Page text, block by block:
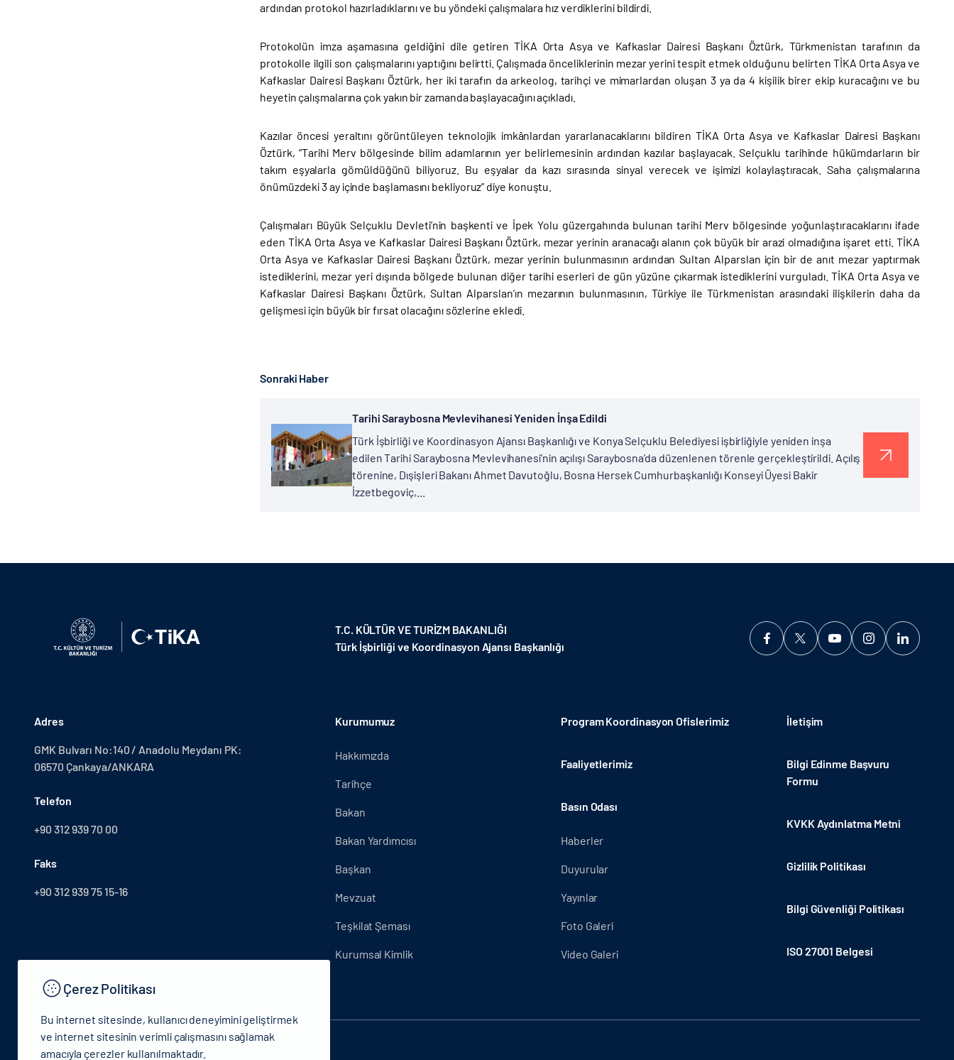
ardından protokol hazırladıklarını ve bu yöndeki çalışmalara hız verdiklerini bildirdi.
Protokolün imza aşamasına geldiğini dile getiren TİKA Orta Asya ve Kafkaslar Dairesi Başkanı Öztürk, Türkmenistan tarafının da
protokolle ilgili son çalışmalarını yaptığını belirtti. Çalışmada önceliklerinin mezar yerini tespit etmek olduğunu belirten TİKA Orta Asya ve
Kafkaslar Dairesi Başkanı Öztürk, her iki tarafın da arkeolog, tarihçi ve mimarlardan oluşan 3 ya da 4 kişilik birer ekip kuracağını ve bu
heyetin çalışmalarına çok yakın bir zamanda başlayacağını açıkladı.
Kazılar öncesi yeraltını görüntüleyen teknolojik imkânlardan yararlanacaklarını bildiren TİKA Orta Asya ve Kafkaslar Dairesi Başkanı
Öztürk, “Tarihi Merv bölgesinde bilim adamlarının yer belirlemesinin ardından kazılar başlayacak. Selçuklu tarihinde hükümdarların bir
takım eşyalarla gömüldüğünü biliyoruz. Bu eşyalar da kazı sırasında sinyal verecek ve işimizi kolaylaştıracak. Saha çalışmalarına
önümüzdeki 3 ay içinde başlamasını bekliyoruz” diye konuştu.
Çalışmaları Büyük Selçuklu Devleti’nin başkenti ve İpek Yolu güzergahında bulunan tarihi Merv bölgesinde yoğunlaştıracaklarını ifade
eden TİKA Orta Asya ve Kafkaslar Dairesi Başkanı Öztürk, mezar yerinin aranacağı alanın çok büyük bir arazi olmadığına işaret etti. TİKA
Orta Asya ve Kafkaslar Dairesi Başkanı Öztürk, mezar yerinin bulunmasının ardından Sultan Alparslan için bir de anıt mezar yaptırmak
istediklerini, mezar yeri dışında bölgede bulunan diğer tarihi eserleri de gün yüzüne çıkarmak istediklerini vurguladı. TİKA Orta Asya ve
Kafkaslar Dairesi Başkanı Öztürk, Sultan Alparslan’ın mezarının bulunmasının, Türkiye ile Türkmenistan arasındaki ilişkilerin daha da
gelişmesi için büyük bir fırsat olacağını sözlerine ekledi.
Sonraki Haber
Tarihi Saraybosna Mevlevihanesi Yeniden İnşa Edildi
Türk İşbirliği ve Koordinasyon Ajansı Başkanlığı ve Konya Selçuklu Belediyesi işbirliğiyle yeniden inşa
edilen Tarihi Saraybosna Mevlevihanesi’nin açılışı Saraybosna’da düzenlenen törenle gerçekleştirildi. Açılış
törenine, Dışişleri Bakanı Ahmet Davutoğlu, Bosna Hersek Cumhurbaşkanlığı Konseyi Üyesi Bakir
İzzetbegoviç,...
T.C. KÜLTÜR VE TURİZM BAKANLIĞI
Türk İşbirliği ve Koordinasyon Ajansı Başkanlığı
Adres
GMK Bulvarı No:140 / Anadolu Meydanı PK:
06570 Çankaya/ANKARA
Telefon
+90 312 939 70 00
Faks
+90 312 939 75 15-16
Kurumumuz
Hakkımızda
Tarihçe
Bakan
Bakan Yardımcısı
Başkan
Mevzuat
Teşkilat Şeması
Kurumsal Kimlik
Program Koordinasyon Ofislerimiz
Faaliyetlerimiz
Basın Odası
Haberler
Duyurular
Yayınlar
Foto Galeri
Video Galeri
İletişim
Bilgi Edinme Başvuru
Formu
KVKK Aydınlatma Metni
Gizlilik Politikası
Bilgi Güvenliği Politikası
ISO 27001 Belgesi
Çerez Politikası
Bu internet sitesinde, kullanıcı deneyimini geliştirmek
ve internet sitesinin verimli çalışmasını sağlamak
amacıyla çerezler kullanılmaktadır.